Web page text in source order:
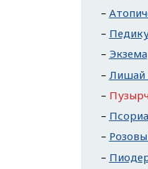
Экзема
Лишай